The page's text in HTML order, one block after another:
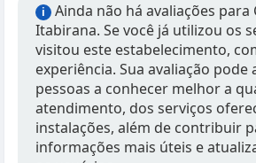
i
Ainda não há avaliações para
Itabirana. Se você já utilizou os
visitou este estabelecimento,
experiência. Sua avaliação
pessoas a conhecer melhor a
atendimento, dos serviços
instalações, além de contribuir
informações mais úteis e